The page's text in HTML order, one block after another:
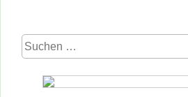
Suchen
nach: